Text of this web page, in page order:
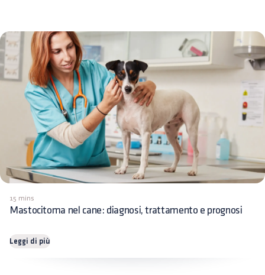
15 mins
Mastocitoma nel cane: diagnosi, trattamento e prognosi
Leggi di più